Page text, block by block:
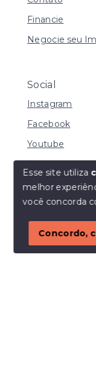
Olá!
Financie
Negocie seu
Social
Instagram
Facebook
Youtube
© Copyright
IMOBILIÁRIA |
SITE PARA IMOBILIARIA
Esse site utiliza
melhor
você concorda
Concordo,